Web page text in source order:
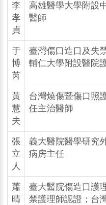
李
孝
貞
高雄醫學大學附設
醫師
于
博
芮
臺灣傷口造口及失
輔仁大學附設醫院
黃
慧
夫
台灣燒傷暨傷口照
任主治醫師
張
立
人
義大醫院醫學研究
病房主任
蕭
晴
臺大醫院傷造口護
禁護理師認證；台